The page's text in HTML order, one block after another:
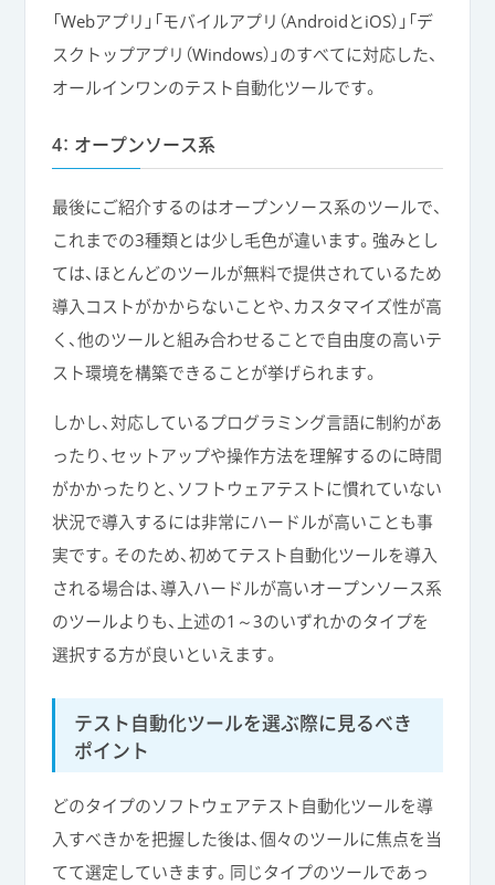
「Webアプリ」「モバイルアプリ（AndroidとiOS）」「デ
スクトップアプリ（Windows）」のすべてに対応した、
オールインワンのテスト自動化ツールです。
4： オープンソース系
最後にご紹介するのはオープンソース系のツールで、
これまでの3種類とは少し毛色が違います。強みとし
ては、ほとんどのツールが無料で提供されているため
導入コストがかからないことや、カスタマイズ性が高
く、他のツールと組み合わせることで自由度の高いテ
スト環境を構築できることが挙げられます。
しかし、対応しているプログラミング言語に制約があ
ったり、セットアップや操作方法を理解するのに時間
がかかったりと、ソフトウェアテストに慣れていない
状況で導入するには非常にハードルが高いことも事
実です。そのため、初めてテスト自動化ツールを導入
される場合は、導入ハードルが高いオープンソース系
のツールよりも、上述の1～3のいずれかのタイプを
選択する方が良いといえます。
テスト自動化ツールを選ぶ際に見るべき
ポイント
どのタイプのソフトウェアテスト自動化ツールを導
入すべきかを把握した後は、個々のツールに焦点を当
てて選定していきます。同じタイプのツールであっ